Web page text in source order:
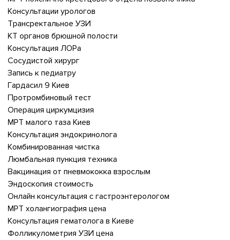
Консультации урологов
Трансректальное УЗИ
КТ органов брюшной полости
Консультация ЛОРа
Сосудистой хирург
Запись к педиатру
Гардасил 9 Киев
Протромбиновый тест
Операция циркумцизия
МРТ малого таза Киев
Консультация эндокринолога
Комбинированная чистка
Люмбальная пункция техника
Вакцинация от пневмококка взрослым
Эндоскопия стоимость
Онлайн консультация с гастроэнтерологом
МРТ холангиография цена
Консультация гематолога в Киеве
Фолликулометрия УЗИ цена